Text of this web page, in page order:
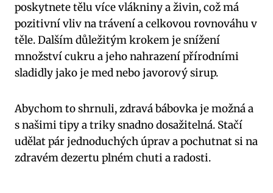
poskytnete tělu více vlákniny a živin, což má
pozitivní vliv na trávení a celkovou rovnováhu v
těle. Dalším důležitým krokem je snížení
množství cukru a jeho nahrazení přírodními
sladidly jako je med nebo javorový sirup.
Abychom to shrnuli, zdravá bábovka je možná a
s našimi tipy a triky snadno dosažitelná. Stačí
udělat pár jednoduchých úprav a pochutnat si na
zdravém dezertu plném chuti a radosti.